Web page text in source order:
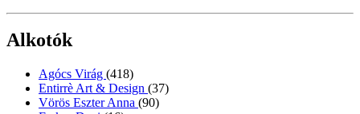
Alkotók
Agócs Virág (418)
Entirrè Art & Design (37)
Vörös Eszter Anna (90)